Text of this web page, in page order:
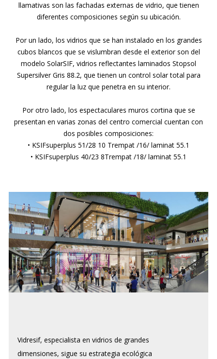
llamativas son las fachadas externas de vidrio, que tienen
diferentes composiciones según su ubicación.
Por un lado, los vidrios que se han instalado en los grandes
cubos blancos que se vislumbran desde el exterior son del
modelo SolarSIF, vidrios reflectantes laminados Stopsol
Supersilver Gris 88.2, que tienen un control solar total para
regular la luz que penetra en su interior.
Por otro lado, los espectaculares muros cortina que se
presentan en varias zonas del centro comercial cuentan con
dos posibles composiciones:
• KSIFsuperplus 51/28 10 Trempat /16/ laminat 55.1
• KSIFsuperplus 40/23 8Trempat /18/ laminat 55.1
Vidresif, especialista en vidrios de grandes
dimensiones, sigue su estrategia ecológica